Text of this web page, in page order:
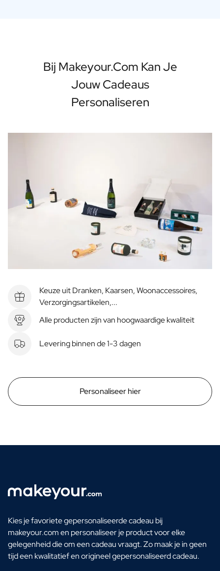
Bij Makeyour.com Kan Je
Jouw Cadeaus
Personaliseren
Keuze uit Dranken, Kaarsen, Woonaccessoires,
Verzorgingsartikelen,...
Alle producten zijn van hoogwaardige kwaliteit
Levering binnen de 1-3 dagen
Personaliseer hier
Kies je favoriete gepersonaliseerde cadeau bij
makeyour.com en personaliseer je product voor elke
gelegenheid die om een cadeau vraagt. Zo maak je in geen
tijd een kwalitatief en origineel gepersonaliseerd cadeau.